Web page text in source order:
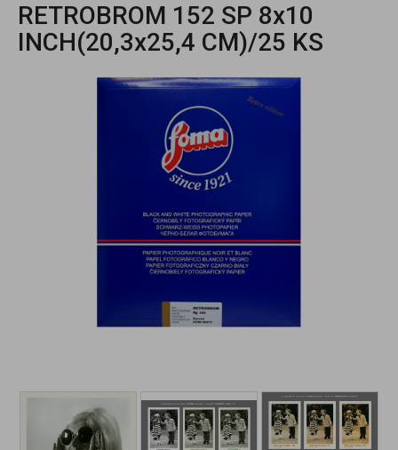
RETROBROM 152 SP 8x10
INCH(20,3x25,4 CM)/25 KS